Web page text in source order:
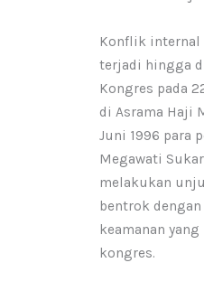
Konflik internal
terjadi hingga
Kongres pada
di Asrama Haji
Juni 1996 para
Megawati
melakukan
bentrok
keamanan
kongres.